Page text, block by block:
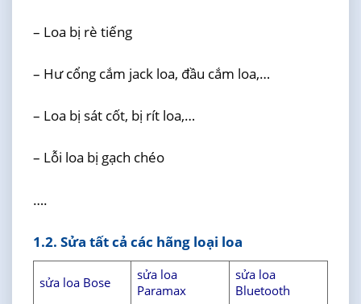
– Loa bị rè tiếng
– Hư cổng cắm jack loa, đầu cắm loa,…
– Loa bị sát cốt, bị rít loa,…
– Lỗi loa bị gạch chéo
….
1.2. Sửa tất cả các hãng loại loa
sửa loa Bose
sửa loa
Paramax
sửa loa
Bluetooth